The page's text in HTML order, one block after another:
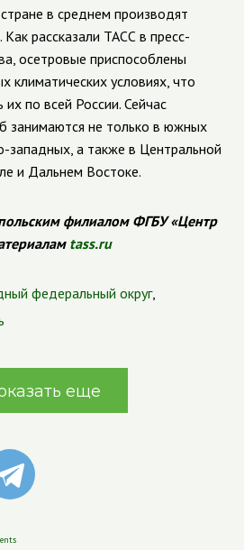
в среднем производят
рассказали ТАСС в пресс-
осетровые приспособлены
климатических условиях, что
по всей России. Сейчас
занимаются не только в южных
западных, а также в Центральной
и Дальнем Востоке.
филиалом ФГБУ «Центр
tass.ru
федеральный округ,
еще